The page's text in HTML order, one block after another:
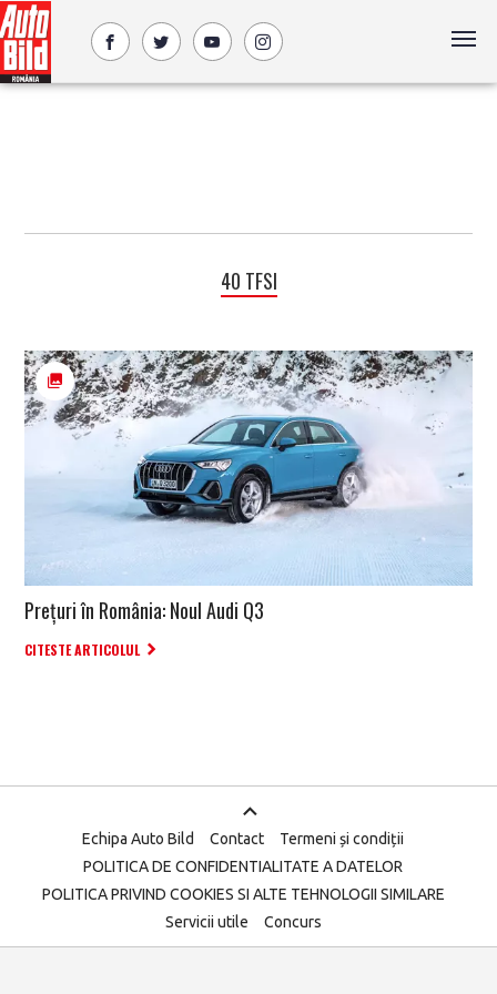
40 TFSI
Prețuri în România: Noul Audi Q3
CITESTE ARTICOLUL
Echipa Auto Bild Contact
Termeni și condiții
POLITICA DE CONFIDENTIALITATE A DATELOR
POLITICA PRIVIND COOKIES SI ALTE TEHNOLOGII SIMILARE
Servicii utile
Concurs